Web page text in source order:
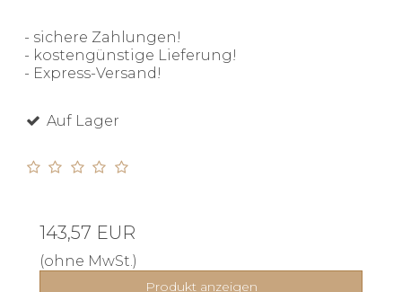
- sichere Zahlungen!
- kostengünstige Lieferung!
- Express-Versand!
Auf Lager
143,57 EUR
(ohne MwSt.)
Produkt anzeigen